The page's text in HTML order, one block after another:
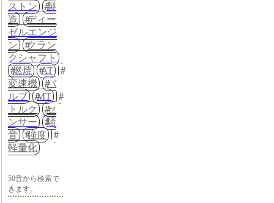
ストン
製
造
ディー
ゼルエンジ
ン
クラン
クシャフト
燃焼
AT
変速機
バ
ルブ
MT
トルク
セ
ンサー
騒
音
強度
軽量化
50音から検索で
きます。